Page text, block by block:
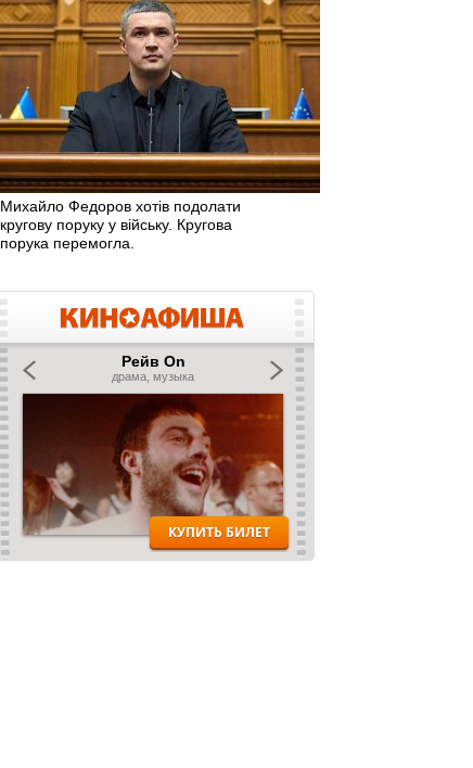
Михайло Федоров хотів подолати
кругову поруку у війську. Кругова
порука перемогла.